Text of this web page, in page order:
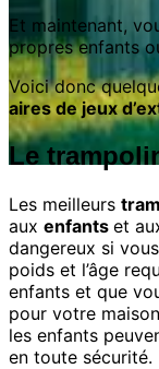
Et maintenant,
propres enfants
Voici donc
aires de jeux
Le
Les meilleurs
aux enfants et
dangereux si
poids et l’âge
enfants et que
pour votre
les enfants
en toute sécurité.